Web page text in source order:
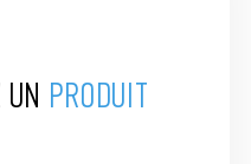
PRODUIT